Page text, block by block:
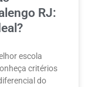
RJ:
escola
critérios
do